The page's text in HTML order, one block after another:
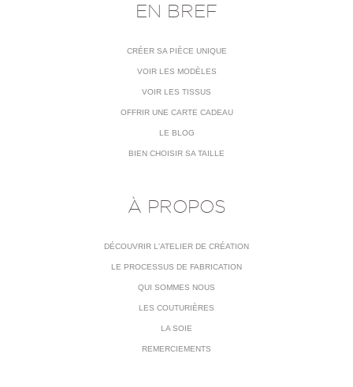
EN BREF
CRÉER SA PIÈCE UNIQUE
VOIR LES MODÈLES
VOIR LES TISSUS
OFFRIR UNE CARTE CADEAU
LE BLOG
BIEN CHOISIR SA TAILLE
À PROPOS
DÉCOUVRIR L'ATELIER DE CRÉATION
LE PROCESSUS DE FABRICATION
QUI SOMMES NOUS
LES COUTURIÈRES
LA SOIE
REMERCIEMENTS